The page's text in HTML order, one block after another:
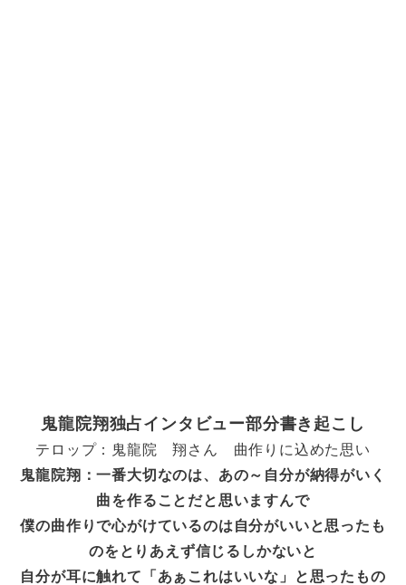
鬼龍院翔独占インタビュー部分書き起こし
テロップ：鬼龍院 翔さん 曲作りに込めた思い
鬼龍院翔：一番大切なのは、あの～自分が納得がいく
曲を作ることだと思いますんで
僕の曲作りで心がけているのは自分がいいと思ったも
のをとりあえず信じるしかないと
自分が耳に触れて「あぁこれはいいな」と思ったもの